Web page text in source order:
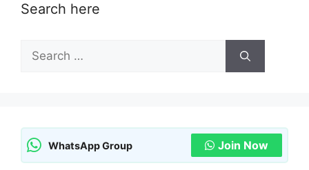
Search here
Search
for:
WhatsApp Group Join Now